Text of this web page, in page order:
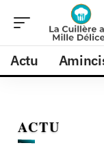
Actu
ACTU